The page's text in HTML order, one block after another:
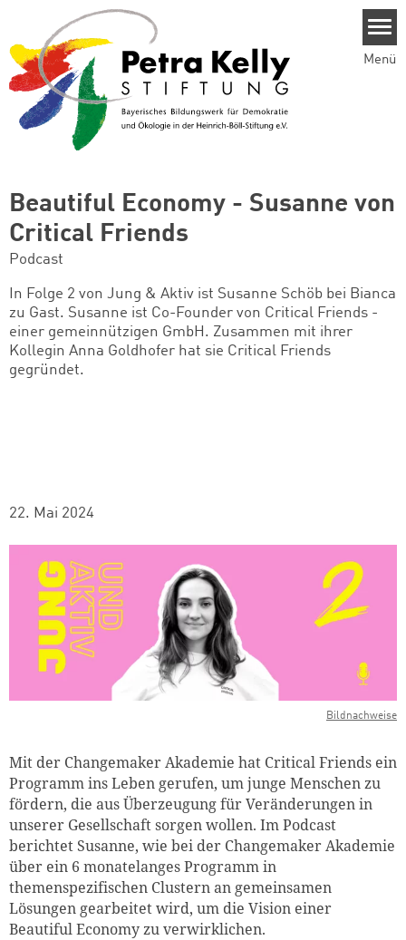
Menü
Beautiful Economy - Susanne von
Critical Friends
Podcast
In Folge 2 von Jung & Aktiv ist Susanne Schöb bei Bianca
zu Gast. Susanne ist Co-Founder von Critical Friends -
einer gemeinnützigen GmbH. Zusammen mit ihrer
Kollegin Anna Goldhofer hat sie Critical Friends
gegründet.
22. Mai 2024
Bildnachweise
Mit der Changemaker Akademie hat Critical Friends ein
Programm ins Leben gerufen, um junge Menschen zu
fördern, die aus Überzeugung für Veränderungen in
unserer Gesellschaft sorgen wollen. Im Podcast
berichtet Susanne, wie bei der Changemaker Akademie
über ein 6 monatelanges Programm in
themenspezifischen Clustern an gemeinsamen
Lösungen gearbeitet wird, um die Vision einer
Beautiful Economy zu verwirklichen.